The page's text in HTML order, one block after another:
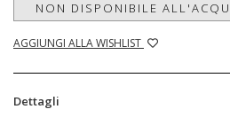
NON DISPONIBILE
AGGIUNGI ALLA WISHLIST
Dettagli